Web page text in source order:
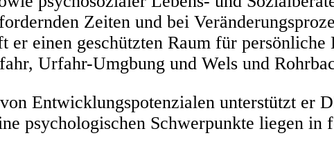
Zeiten und bei
er einen geschützten Raum für
Urfahr-Umgbung und Wels und
Entwicklungspotenzialen unterstützt er
psychologischen Schwerpunkte liegen in